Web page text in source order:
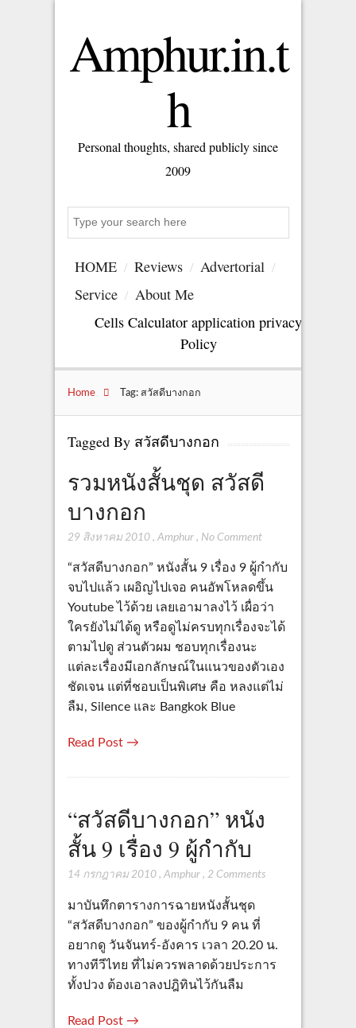
Amphur.in.t
h
Personal thoughts, shared publicly since
2009
HOME Reviews
Advertorial
Service
About Me
Cells Calculator application privacy
Policy
Home Tag: สวัสดีบางกอก
Tagged By สวัสดีบางกอก
รวมหนังสั้นชุด สวัสดี
บางกอก
29 สิงหาคม 2010, Amphur, No Comment
“สวัสดีบางกอก” หนังสั้น 9 เรื่อง 9 ผู้กำกับ
จบไปแล้ว เผอิญไปเจอ คนอัพโหลดขึ้น
Youtube ไว้ด้วย เลยเอามาลงไว้ เผื่อว่า
ใครยังไม่ได้ดู หรือดูไม่ครบทุกเรื่องจะได้
ตามไปดู ส่วนตัวผม ชอบทุกเรื่องนะ
แต่ละเรื่องมีเอกลักษณ์ในแนวของตัวเอง
ชัดเจน แต่ที่ชอบเป็นพิเศษ คือ หลงแต่ไม่
ลืม, Silence และ Bangkok Blue
Read Post →
“สวัสดีบางกอก” หนัง
สั้น 9 เรื่อง 9 ผู้กำกับ
14 กรกฎาคม 2010, Amphur, 2 Comments
มาบันทึกตารางการฉายหนังสั้นชุด
“สวัสดีบางกอก” ของผู้กำกับ 9 คน ที่
อยากดู วันจันทร์-อังคาร เวลา 20.20 น.
ทางทีวีไทย ที่ไม่ควรพลาดด้วยประการ
ทั้งปวง ต้องเอาลงปฎิทินไว้กันลืม
Read Post →